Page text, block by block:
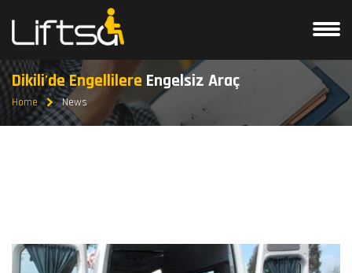
Dikili'de Engellilere Engelsiz Araç
Home News